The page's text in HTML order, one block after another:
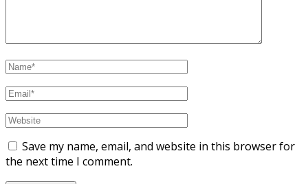
Save my name, email, and website in this browser for
the next time I comment.